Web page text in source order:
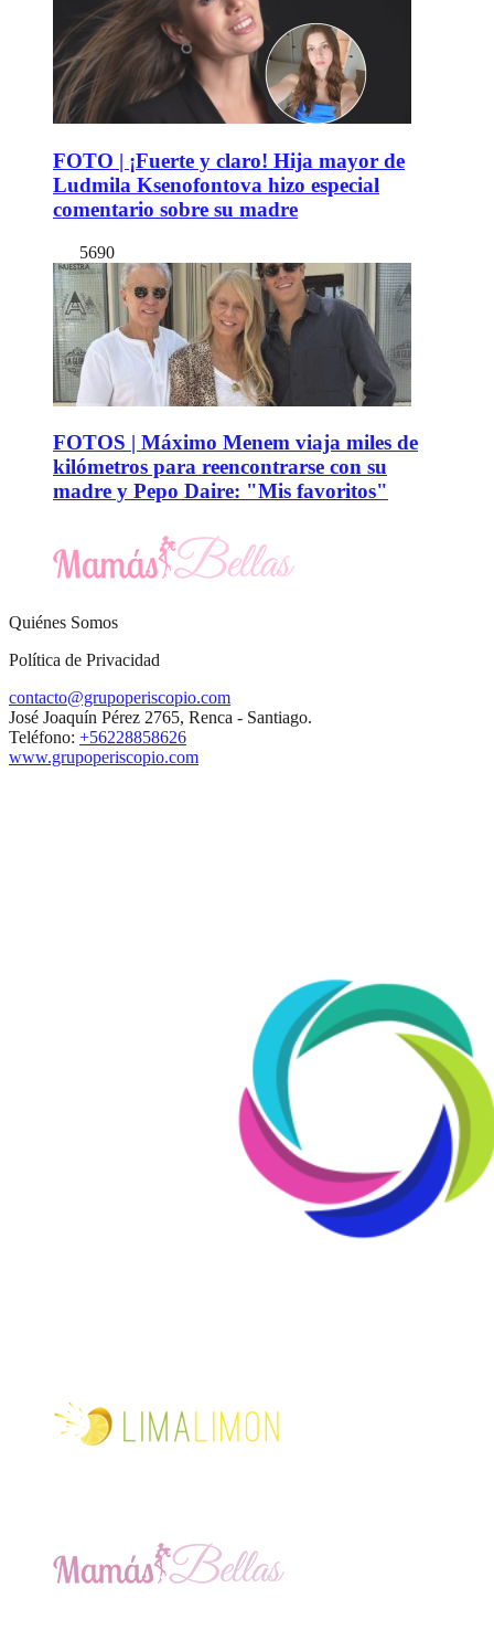
FOTO | ¡Fuerte y claro! Hija mayor de
Ludmila Ksenofontova hizo especial
comentario sobre su madre
5690
FOTOS | Máximo Menem viaja miles de
kilómetros para reencontrarse con su
madre y Pepo Daire: "Mis favoritos"
Quiénes Somos
Política de Privacidad
contacto@grupoperiscopio.com
José Joaquín Pérez 2765, Renca - Santiago.
Teléfono: +56228858626
www.grupoperiscopio.com